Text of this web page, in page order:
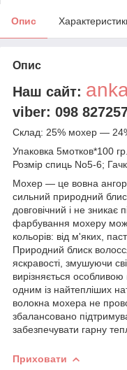
Опис
Опис
Наш сайт:
viber: 098
Склад: 25% мохер —
Упаковка 5мотков*100
Розмір спиць No5-6;
Мохер — це вовна
сильний природний
довговічний і не
фарбування мохеру
кольорів: від м'яких,
Природний блиск
яскравості, змушуючи
вирізняється
одним із найтепліших
волокна мохера не
збалансовано
забезпечувати гарну
Приховати